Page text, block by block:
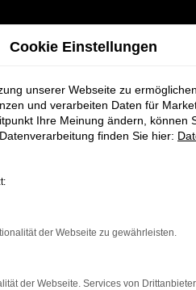
Nächsten
Cookie Einstellungen
unserer Webseite zu
und verarbeiten Daten für
Ihre Meinung ändern, können
finden Sie hier:
der Webseite zu gewährleisten.
der Webseite. Services von